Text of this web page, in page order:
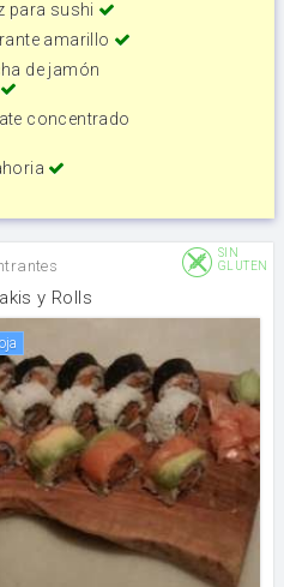
para sushi
amarillo
de jamón
concentrado
SIN
GLUTEN
y Rolls